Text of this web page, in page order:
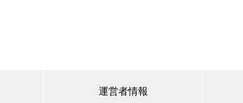
運営者情報